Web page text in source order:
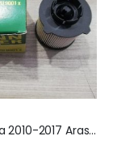
Opel Meriva 2010-2017 Arası 1.7 Dizel Yakıt Filtresi